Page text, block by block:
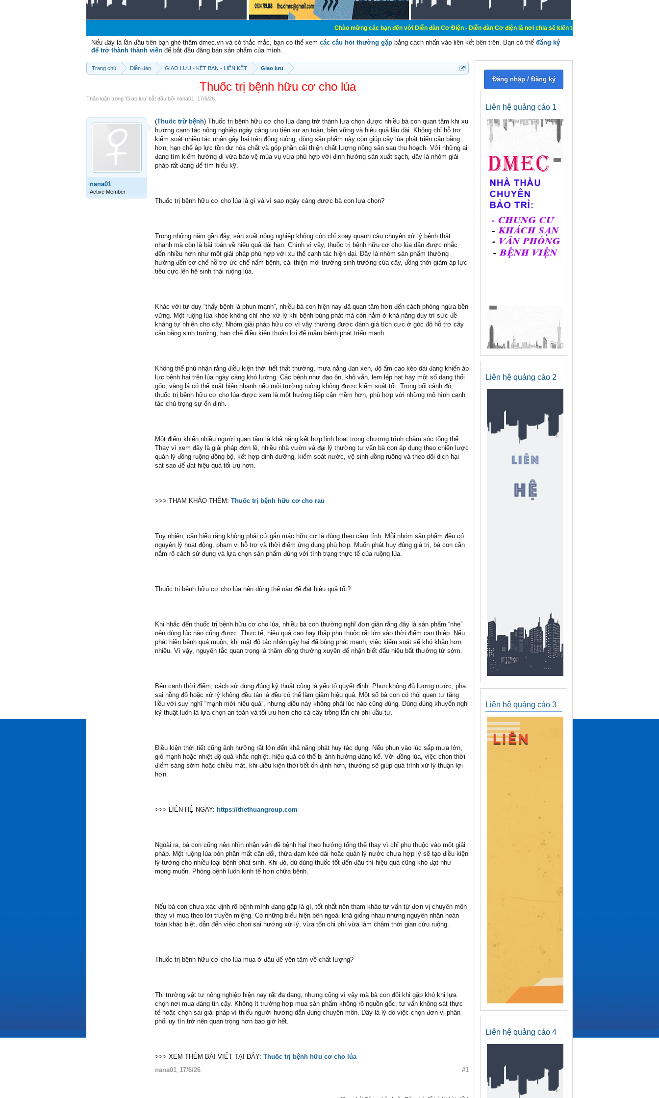
Chào mừng các bạn đến với Diễn đàn Cơ Điện - Diễn đàn Cơ điện là nơi chia sẽ kiến thức kinh nghiệm trong lãnh vực cơ
Nếu đây là lần đầu tiên bạn ghé thăm dmec.vn và có thắc mắc, bạn có thể xem các câu hỏi thường gặp bằng cách nhấn vào liên kết bên trên. Bạn có thể đăng ký
để trở thành thành viên để bắt đầu đăng bán sản phẩm của mình.
Trang chủ Diễn đàn GIAO LƯU - KẾT BẠN - LIÊN KẾT Giao lưu
Thuốc trị bệnh hữu cơ cho lúa
Thảo luận trong 'Giao lưu' bắt đầu bởi nana01 17/6/26
nana01
Active Member
(Thuốc trừ bệnh) Thuốc trị bệnh hữu cơ cho lúa đang trở thành lựa chọn được nhiều bà con quan tâm khi xu
hướng canh tác nông nghiệp ngày càng ưu tiên sự an toàn, bền vững và hiệu quả lâu dài. Không chỉ hỗ trợ
kiểm soát nhiều tác nhân gây hại trên đồng ruộng, dòng sản phẩm này còn giúp cây lúa phát triển cân bằng
hơn, hạn chế áp lực tồn dư hóa chất và góp phần cải thiện chất lượng nông sản sau thu hoạch. Với những ai
đang tìm kiếm hướng đi vừa bảo vệ mùa vụ vừa phù hợp với định hướng sản xuất sạch, đây là nhóm giải
pháp rất đáng để tìm hiểu kỹ.
Thuốc trị bệnh hữu cơ cho lúa là gì và vì sao ngày càng được bà con lựa chọn?
Trong những năm gần đây, sản xuất nông nghiệp không còn chỉ xoay quanh câu chuyện xử lý bệnh thật
nhanh mà còn là bài toán về hiệu quả dài hạn. Chính vì vậy, thuốc trị bệnh hữu cơ cho lúa dần được nhắc
đến nhiều hơn như một giải pháp phù hợp với xu thế canh tác hiện đại. Đây là nhóm sản phẩm thường
hướng đến cơ chế hỗ trợ ức chế nấm bệnh, cải thiện môi trường sinh trưởng của cây, đồng thời giảm áp lực
tiêu cực lên hệ sinh thái ruộng lúa.
Khác với tư duy “thấy bệnh là phun mạnh”, nhiều bà con hiện nay đã quan tâm hơn đến cách phòng ngừa bền
vững. Một ruộng lúa khỏe không chỉ nhờ xử lý khi bệnh bùng phát mà còn nằm ở khả năng duy trì sức đề
kháng tự nhiên cho cây. Nhóm giải pháp hữu cơ vì vậy thường được đánh giá tích cực ở góc độ hỗ trợ cây
cân bằng sinh trưởng, hạn chế điều kiện thuận lợi để mầm bệnh phát triển mạnh.
Không thể phủ nhận rằng điều kiện thời tiết thất thường, mưa nắng đan xen, độ ẩm cao kéo dài đang khiến áp
lực bệnh hại trên lúa ngày càng khó lường. Các bệnh như đạo ôn, khô vằn, lem lép hạt hay một số dạng thối
gốc, vàng lá có thể xuất hiện nhanh nếu môi trường ruộng không được kiểm soát tốt. Trong bối cảnh đó,
thuốc trị bệnh hữu cơ cho lúa được xem là một hướng tiếp cận mềm hơn, phù hợp với những mô hình canh
tác chú trọng sự ổn định.
Một điểm khiến nhiều người quan tâm là khả năng kết hợp linh hoạt trong chương trình chăm sóc tổng thể.
Thay vì xem đây là giải pháp đơn lẻ, nhiều nhà vườn và đại lý thường tư vấn bà con áp dụng theo chiến lược
quản lý đồng ruộng đồng bộ, kết hợp dinh dưỡng, kiểm soát nước, vệ sinh đồng ruộng và theo dõi dịch hại
sát sao để đạt hiệu quả tối ưu hơn.
>>> THAM KHẢO THÊM: Thuốc trị bệnh hữu cơ cho rau
Tuy nhiên, cần hiểu rằng không phải cứ gắn mác hữu cơ là dùng theo cảm tính. Mỗi nhóm sản phẩm đều có
nguyên lý hoạt động, phạm vi hỗ trợ và thời điểm ứng dụng phù hợp. Muốn phát huy đúng giá trị, bà con cần
nắm rõ cách sử dụng và lựa chọn sản phẩm đúng với tình trạng thực tế của ruộng lúa.
Thuốc trị bệnh hữu cơ cho lúa nên dùng thế nào để đạt hiệu quả tốt?
Khi nhắc đến thuốc trị bệnh hữu cơ cho lúa, nhiều bà con thường nghĩ đơn giản rằng đây là sản phẩm “nhẹ”
nên dùng lúc nào cũng được. Thực tế, hiệu quả cao hay thấp phụ thuộc rất lớn vào thời điểm can thiệp. Nếu
phát hiện bệnh quá muộn, khi mật độ tác nhân gây hại đã bùng phát mạnh, việc kiểm soát sẽ khó khăn hơn
nhiều. Vì vậy, nguyên tắc quan trọng là thăm đồng thường xuyên để nhận biết dấu hiệu bất thường từ sớm.
Bên cạnh thời điểm, cách sử dụng đúng kỹ thuật cũng là yếu tố quyết định. Phun không đủ lượng nước, pha
sai nồng độ hoặc xử lý không đều tán lá đều có thể làm giảm hiệu quả. Một số bà con có thói quen tự tăng
liều với suy nghĩ “mạnh mới hiệu quả”, nhưng điều này không phải lúc nào cũng đúng. Dùng đúng khuyến nghị
kỹ thuật luôn là lựa chọn an toàn và tối ưu hơn cho cả cây trồng lẫn chi phí đầu tư.
Điều kiện thời tiết cũng ảnh hưởng rất lớn đến khả năng phát huy tác dụng. Nếu phun vào lúc sắp mưa lớn,
gió mạnh hoặc nhiệt độ quá khắc nghiệt, hiệu quả có thể bị ảnh hưởng đáng kể. Với đồng lúa, việc chọn thời
điểm sáng sớm hoặc chiều mát, khi điều kiện thời tiết ổn định hơn, thường sẽ giúp quá trình xử lý thuận lợi
hơn.
>>> LIÊN HỆ NGAY: https://thethuangroup.com
Ngoài ra, bà con cũng nên nhìn nhận vấn đề bệnh hại theo hướng tổng thể thay vì chỉ phụ thuộc vào một giải
pháp. Một ruộng lúa bón phân mất cân đối, thừa đạm kéo dài hoặc quản lý nước chưa hợp lý sẽ tạo điều kiện
lý tưởng cho nhiều loại bệnh phát sinh. Khi đó, dù dùng thuốc tốt đến đâu thì hiệu quả cũng khó đạt như
mong muốn. Phòng bệnh luôn kinh tế hơn chữa bệnh.
Nếu bà con chưa xác định rõ bệnh mình đang gặp là gì, tốt nhất nên tham khảo tư vấn từ đơn vị chuyên môn
thay vì mua theo lời truyền miệng. Có những biểu hiện bên ngoài khá giống nhau nhưng nguyên nhân hoàn
toàn khác biệt, dẫn đến việc chọn sai hướng xử lý, vừa tốn chi phí vừa làm chậm thời gian cứu ruộng.
Thuốc trị bệnh hữu cơ cho lúa mua ở đâu để yên tâm về chất lượng?
Thị trường vật tư nông nghiệp hiện nay rất đa dạng, nhưng cũng vì vậy mà bà con đôi khi gặp khó khi lựa
chọn nơi mua đáng tin cậy. Không ít trường hợp mua sản phẩm không rõ nguồn gốc, tư vấn không sát thực
tế hoặc chọn sai giải pháp vì thiếu người hướng dẫn đúng chuyên môn. Đây là lý do việc chọn đơn vị phân
phối uy tín trở nên quan trọng hơn bao giờ hết.
>>> XEM THÊM BÀI VIẾT TẠI ĐÂY: Thuốc trị bệnh hữu cơ cho lúa
nana01 17/6/26 #1
Đăng nhập / Đăng ký
Liên hệ quảng cáo 1
Liên hệ quảng cáo 2
Liên hệ quảng cáo 3
Liên hệ quảng cáo 4